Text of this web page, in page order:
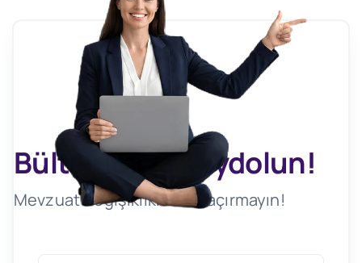
Bültenimize Kaydolun!
Mevzuat Değişikliklerini Kaçırmayın!